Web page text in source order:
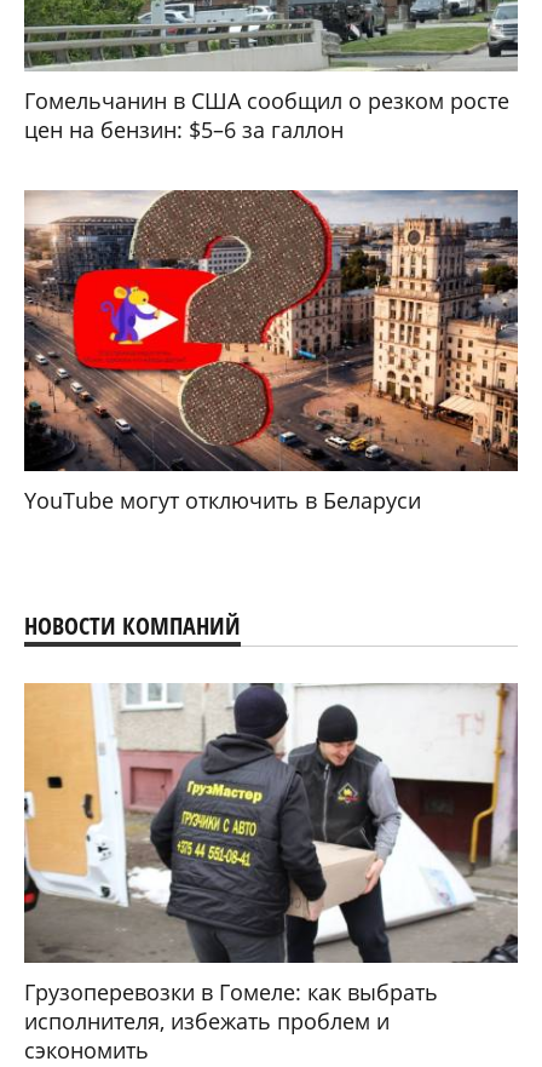
Гомельчанин в США сообщил о резком росте
цен на бензин: $5–6 за галлон
YouTube могут отключить в Беларуси
НОВОСТИ КОМПАНИЙ
Грузоперевозки в Гомеле: как выбрать
исполнителя, избежать проблем и
сэкономить